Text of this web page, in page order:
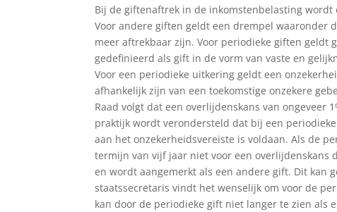
Bij de giftenaftrek in de inkomstenbelasting
Voor andere giften geldt een drempel
meer aftrekbaar zijn. Voor periodieke giften geldt
gedefinieerd als gift in de vorm van vaste en
Voor een periodieke uitkering geldt een
afhankelijk zijn van een toekomstige onzekere
Raad volgt dat een overlijdenskans van ongeveer
praktijk wordt verondersteld dat bij een
aan het onzekerheidsvereiste is voldaan. Als de
termijn van vijf jaar niet voor een overlijdenskans
en wordt aangemerkt als een andere gift. Dit kan
staatssecretaris vindt het wenselijk om voor de
kan door de periodieke gift niet langer te zien